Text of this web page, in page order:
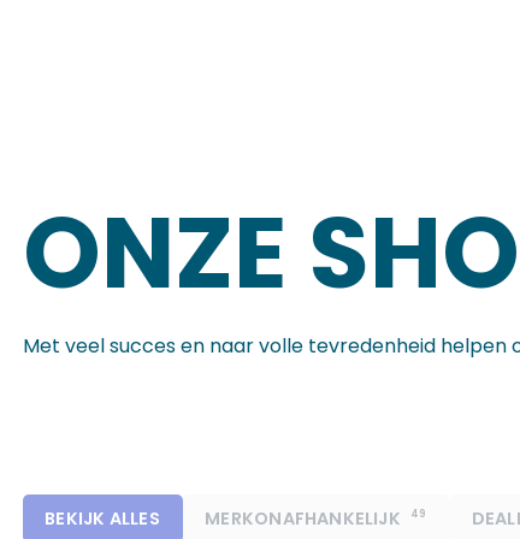
ONZE
Met veel succes en naar volle tevredenheid helpen
BEKIJK ALLES MERKONAFHANKELIJK 49